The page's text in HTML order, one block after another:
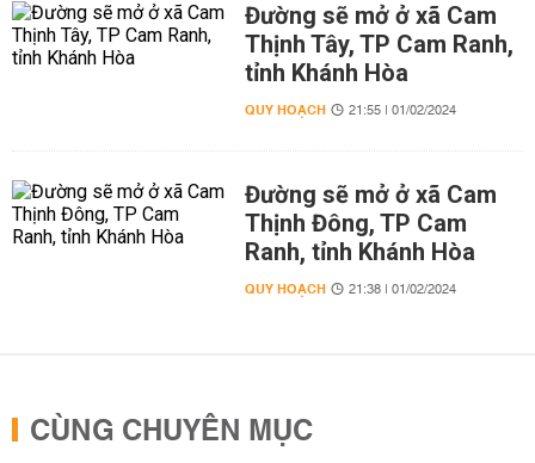
Đường sẽ mở ở xã Cam
Thịnh Tây, TP Cam Ranh,
tỉnh Khánh Hòa
QUY HOẠCH 21:55 | 01/02/2024
Đường sẽ mở ở xã Cam
Thịnh Đông, TP Cam
Ranh, tỉnh Khánh Hòa
QUY HOẠCH 21:38 | 01/02/2024
CÙNG CHUYÊN MỤC